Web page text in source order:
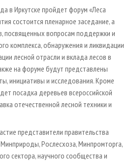
ПЛИТ
в Иркутске пройдет форум «Леса
состоится пленарное заседание, а
посвященных вопросам поддержки и
комплекса, обнаружения и ликвидации
лесной отрасли и вклада лесов в
на форуме будут представлены
инициативы и исследования. Кроме
посадка деревьев всероссийской
отечественной лесной техники и
представители правительства
Рослесхоза, Минпромторга,
сектора, научного сообщества и